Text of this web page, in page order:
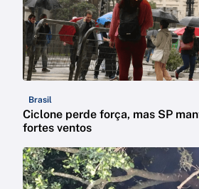
Brasil
Ciclone perde força, mas SP
fortes ventos